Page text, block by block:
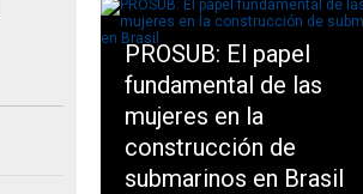
PROSUB: El papel
fundamental de las
mujeres en la
construcción de
submarinos en Brasil